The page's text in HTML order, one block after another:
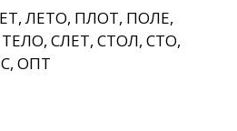
ЛЕТО, ПЛОТ, ПОЛЕ,
СЛЕТ, СТОЛ, СТО,
ОПТ